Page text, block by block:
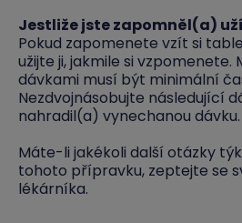
Jestliže jste zapomněl(a)
Pokud zapomenete vzít si
užijte ji, jakmile si vzpomenete.
dávkami musí být minimální
Nezdvojnásobujte následující
nahradil(a) vynechanou dávku.
Máte-li jakékoli další otázky
tohoto přípravku, zeptejte se
lékárníka.